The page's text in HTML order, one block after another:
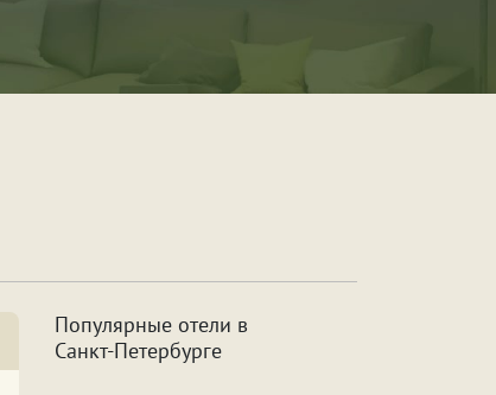
Джакузи
Популярные отели в
Санкт-Петербурге